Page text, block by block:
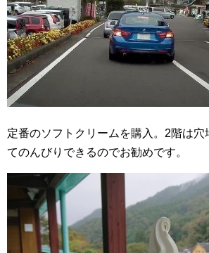
定番のソフトクリームを購入。2階は穴
てのんびりできるのでお勧めです。